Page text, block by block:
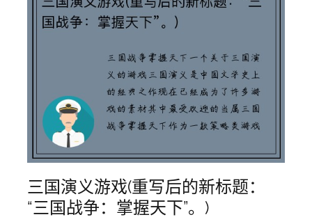
三国演义游戏(重写后的新标题：
“三国战争：掌握天下”。)